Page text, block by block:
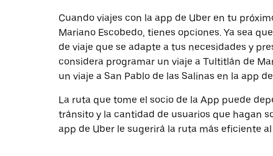
Cuando viajes con la app de Uber en tu
Mariano Escobedo, tienes opciones. Ya sea
de viaje que se adapte a tus necesidades y
considera programar un viaje a Tultitlán de
un viaje a San Pablo de las Salinas en la app
La ruta que tome el socio de la App puede
tránsito y la cantidad de usuarios que hagan
app de Uber le sugerirá la ruta más eficiente